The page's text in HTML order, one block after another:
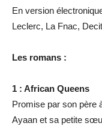
En version
Leclerc, La Fnac,
Les romans :
1 : African Queens
Promise par son père
Ayaan et sa petite